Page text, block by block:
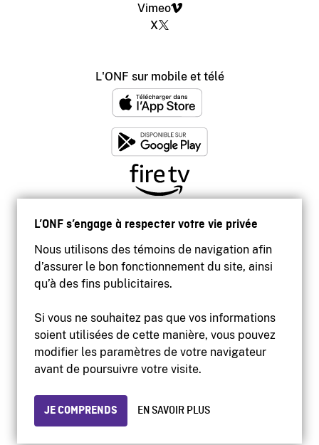
L’ONF s’engage à respecter votre vie privée
Nous utilisons des témoins de navigation afin
d’assurer le bon fonctionnement du site, ainsi
qu’à des fins publicitaires.
Si vous ne souhaitez pas que vos informations
soient utilisées de cette manière, vous pouvez
modifier les paramètres de votre navigateur
avant de poursuivre votre visite.
JE COMPRENDS EN SAVOIR PLUS
Vimeo
X
L'ONF sur mobile et télé
Accessibilité
Site institutionnel
Protection des renseignements personnels
© 2026 Office national du film du Canada